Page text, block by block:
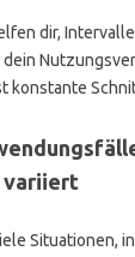
dir,
konstante
variiert
Situationen,